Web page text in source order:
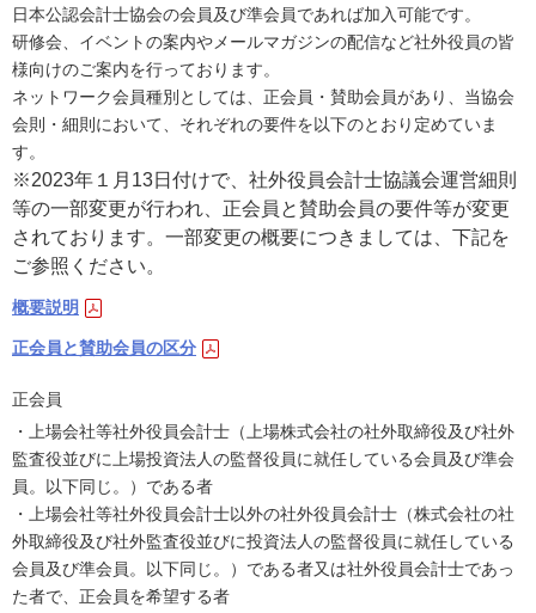
日本公認会計士協会の会員及び準会員であれば加入可能です。
研修会、イベントの案内やメールマガジンの配信など社外役員の皆
様向けのご案内を行っております。
ネットワーク会員種別としては、正会員・賛助会員があり、当協会
会則・細則において、それぞれの要件を以下のとおり定めていま
す。
※2023年１月13日付けで、社外役員会計士協議会運営細則
等の一部変更が行われ、正会員と賛助会員の要件等が変更
されております。一部変更の概要につきましては、下記を
ご参照ください。
概要説明
正会員と賛助会員の区分
正会員
・上場会社等社外役員会計士（上場株式会社の社外取締役及び社外
監査役並びに上場投資法人の監督役員に就任している会員及び準会
員。以下同じ。）である者
・上場会社等社外役員会計士以外の社外役員会計士（株式会社の社
外取締役及び社外監査役並びに投資法人の監督役員に就任している
会員及び準会員。以下同じ。）である者又は社外役員会計士であっ
た者で、正会員を希望する者